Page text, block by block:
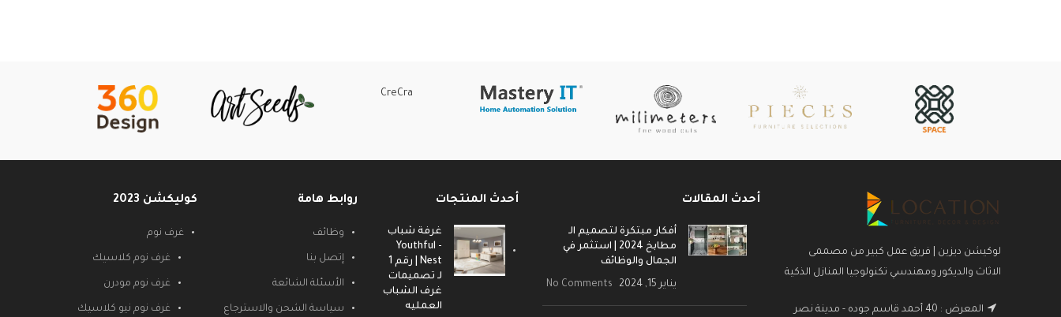
CreCra
لوكيشن ديزين | فريق عمل كبير من مصممى
الاثاث والديكور ومهندسي تكنولوجيا المنازل الذكية
المعرض : 40 أحمد قاسم جوده - مدينة نصر
أحدث المقالات
أفكار مبتكرة لتصميم الـ
مطابخ 2024 | استثمر في
الجمال والوظائف
يناير 15, 2024 No Comments
أحدث المنتجات
غرفة شباب
- Youthful
Nest | رقم 1
لـ تصميمات
غرف الشباب
العمليه
روابط هامة
وظائف
إتصل بنا
الأسئلة الشائعة
سياسة الشحن والاسترجاع
كوليكشن 2023
غرف نوم
غرف نوم كلاسيك
غرف نوم مودرن
غرف نوم نيو كلاسيك